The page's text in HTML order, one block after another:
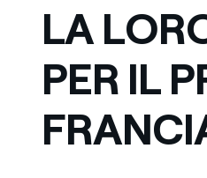
rapporto con i nostri fornitori
energia pulita
LA
PER IL